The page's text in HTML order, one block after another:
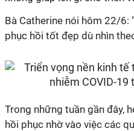
Bà Catherine nói hôm 22/
phục hồi tốt đẹp dù nhìn
Trong những tuần gần đây,
hồi phục nhờ vào việc các